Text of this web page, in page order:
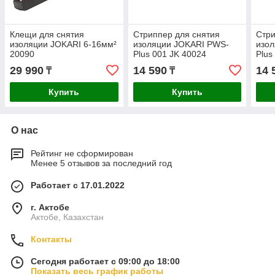
Клещи для снятия
изоляции JOKARI 6-16мм²
20090
29 990 ₸
Купить
Стриппер для снятия
изоляции JOKARI PWS-
Plus 001 JK 40024
14 590₸
Купить
14
О нас
Рейтинг не сформирован
Менее 5 отзывов за последний год
Работает с 17.01.2022
г. Актобе
Актобе, Казахстан
Контакты
Сегодня работает с 09:00 до 18:00
Показать весь график работы